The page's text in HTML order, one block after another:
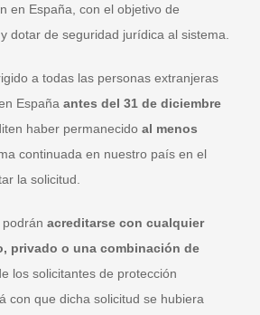
en España, con el objetivo de
dotar de seguridad jurídica al sistema.
a todas las personas extranjeras
España antes del 31 de diciembre
haber permanecido al menos
continuada en nuestro país en el
la solicitud.
acreditarse con cualquier
privado o una combinación de
los solicitantes de protección
con que dicha solicitud se hubiera